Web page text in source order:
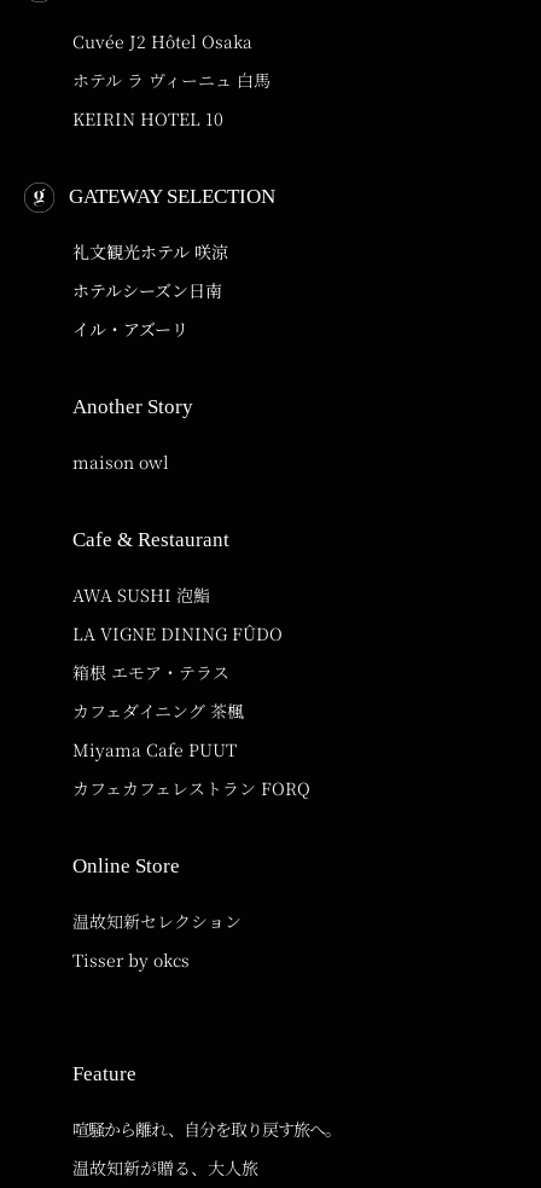
Cuvée J2 Hôtel Osaka
ホテル ラ ヴィーニュ 白馬
KEIRIN HOTEL 10
GATEWAY SELECTION
礼文観光ホテル 咲涼
ホテルシーズン日南
イル・アズーリ
Another Story
maison owl
Cafe & Restaurant
AWA SUSHI 泡鮨
LA VIGNE DINING FÛDO
箱根 エモア・テラス
カフェダイニング 茶楓
Miyama Cafe PUUT
カフェカフェレストラン FORQ
Online Store
温故知新セレクション
Tisser by okcs
Feature
喧騒から離れ、自分を取り戻す旅へ。
温故知新が贈る、大人旅